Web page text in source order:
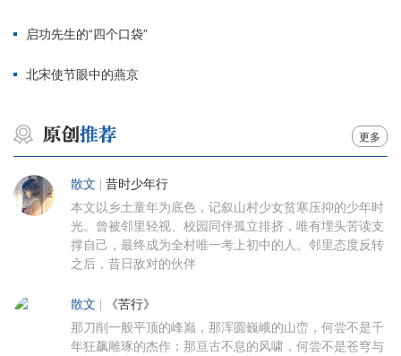
启功先生的“四个口袋”
北宋使节眼中的燕京
更多
散文 昔时少年行
本文以乡土童年为底色，记叙山村少女贫寒压抑的少年时
光。曾被邻里轻视、校园同伴孤立排挤，唯有埋头苦读支
撑自己，最终成为全村唯一考上初中的人。邻里态度反转
之后，昔日敌对的伙伴
散文 《苦行》
那刀削一般平顶的峰巅，那浑圆巍峨的山峦，何尝不是千
年狂飙雕琢的杰作；那亘古不息的风啸，何尝不是苍穹与